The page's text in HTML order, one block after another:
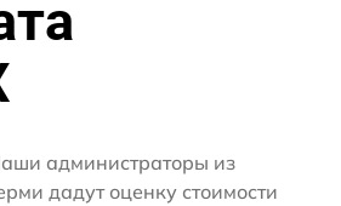
администраторы из
дадут оценку стоимости